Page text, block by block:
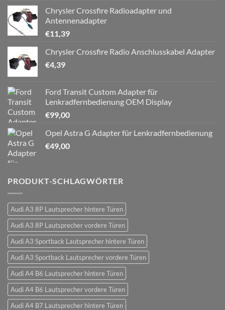
Chrysler Crossfire Radioadapter und
Antennenadapter
€11,39
Chrysler Crossfire Radio Anschlusskabel Adapter
€4,39
Ford Transit Custom Adapter für
Lenkradfernbedienung OEM Display
€99,00
Opel Astra G Adapter für Lenkradfernbedienung
€49,00
PRODUKT-SCHLAGWÖRTER
Audi A3 8P Lautsprecher hintere Türen
Audi A3 8P Lautsprecher vordere Türen
Audi A3 Sportback Lautsprecher hintere Türen
Audi A3 Sportback Lautsprecher vordere Türen
Audi A4 B6 Lautsprecher hintere Türen
Audi A4 B6 Lautsprecher vordere Türen
Audi A4 B7 Lautsprecher hintere Türen